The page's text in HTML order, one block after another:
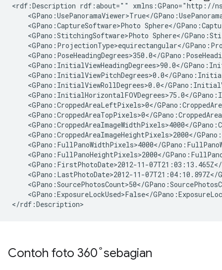
<rdf:Description rdf:about="" xmlns:GPano="http://
<GPano:UsePanoramaViewer>True</
<GPano:CaptureSoftware>Photo Sphere</
<GPano:StitchingSoftware>Photo Sphere</
<GPano:ProjectionType>equirectangular</
<GPano:PoseHeadingDegrees>350.0</
<GPano:InitialViewHeadingDegrees>90.0</
<GPano:InitialViewPitchDegrees>0.0</
<GPano:InitialViewRollDegrees>0.0</
<GPano:InitialHorizontalFOVDegrees>75.0</
<GPano:CroppedAreaLeftPixels>0</
<GPano:CroppedAreaTopPixels>0</
<GPano:CroppedAreaImageWidthPixels>4000</
<GPano:CroppedAreaImageHeightPixels>2000</
<GPano:FullPanoWidthPixels>4000</
<GPano:FullPanoHeightPixels>2000</
<GPano:FirstPhotoDate>2012-11-
<GPano:LastPhotoDate>2012-11-
<GPano:SourcePhotosCount>50</
<GPano:ExposureLockUsed>False</
</rdf:Description>
Contoh foto 360 ̊ sebagian